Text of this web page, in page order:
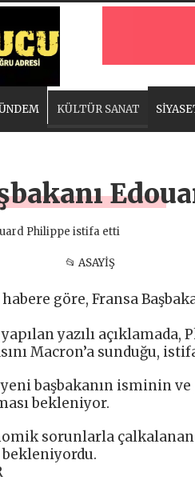
KÜLTÜR SANAT
📂 ASAYİŞ
göre, Fransa
yapılan yazılı
Macron’a sunduğu,
başbakanın isminin
bekleniyor.
sorunlarla
bekleniyordu.